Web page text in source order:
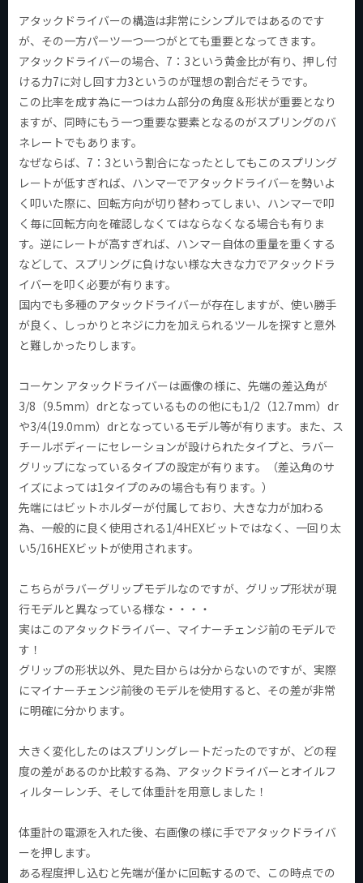
アタックドライバーの構造は非常にシンプルではあるのです
が、その一方パーツ一つ一つがとても重要となってきます。
アタックドライバーの場合、7：3という黄金比が有り、押し付
ける力7に対し回す力3というのが理想の割合だそうです。
この比率を成す為に一つはカム部分の角度＆形状が重要となり
ますが、同時にもう一つ重要な要素となるのがスプリングのバ
ネレートでもあります。
なぜならば、7：3という割合になったとしてもこのスプリング
レートが低すぎれば、ハンマーでアタックドライバーを勢いよ
く叩いた際に、回転方向が切り替わってしまい、ハンマーで叩
く毎に回転方向を確認しなくてはならなくなる場合も有りま
す。逆にレートが高すぎれば、ハンマー自体の重量を重くする
などして、スプリングに負けない様な大きな力でアタックドラ
イバーを叩く必要が有ります。
国内でも多種のアタックドライバーが存在しますが、使い勝手
が良く、しっかりとネジに力を加えられるツールを探すと意外
と難しかったりします。
コーケン アタックドライバーは画像の様に、先端の差込角が
3/8（9.5mm）drとなっているものの他にも1/2（12.7mm）dr
や3/4(19.0mm）drとなっているモデル等が有ります。また、ス
チールボディーにセレーションが設けられたタイプと、ラバー
グリップになっているタイプの設定が有ります。（差込角のサ
イズによっては1タイプのみの場合も有ります。）
先端にはビットホルダーが付属しており、大きな力が加わる
為、一般的に良く使用される1/4HEXビットではなく、一回り太
い5/16HEXビットが使用されます。
こちらがラバーグリップモデルなのですが、グリップ形状が現
行モデルと異なっている様な・・・・
実はこのアタックドライバー、マイナーチェンジ前のモデルで
す！
グリップの形状以外、見た目からは分からないのですが、実際
にマイナーチェンジ前後のモデルを使用すると、その差が非常
に明確に分かります。
大きく変化したのはスプリングレートだったのですが、どの程
度の差があるのか比較する為、アタックドライバーとオイルフ
ィルターレンチ、そして体重計を用意しました！
体重計の電源を入れた後、右画像の様に手でアタックドライバ
ーを押します。
ある程度押し込むと先端が僅かに回転するので、この時点での